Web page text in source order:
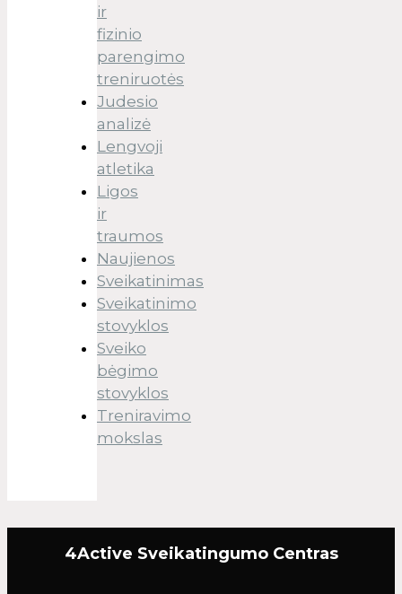
ir
fizinio
parengimo
treniruotės
Judesio
analizė
Lengvoji
atletika
Ligos
ir
traumos
Naujienos
Sveikatinimas
Sveikatinimo
stovyklos
Sveiko
bėgimo
stovyklos
Treniravimo
mokslas
4Active Sveikatingumo Centras